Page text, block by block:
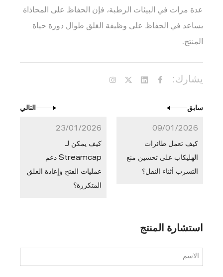
عدة مرات في البيئات الرطبة، فإن الحفاظ على المحاذاة
يساعد في الحفاظ على وظيفة الغلق طوال دورة حياة
المنتج.
يشارك:
سابق
09/01/2026
كيف تعمل طائرات
الهليكاب على تحسين منع
التسرب أثناء النقل؟
التالي
23/01/2026
كيف يمكن لـ
Streamcap دعم
عمليات الفتح وإعادة الغلق
المتكررة؟
استشارة المنتج